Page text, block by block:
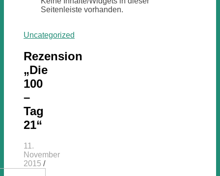
Seitenleiste vorhanden.
Uncategorized
Rezension
„Die
100
–
Tag
21“
11.
November
2015 /